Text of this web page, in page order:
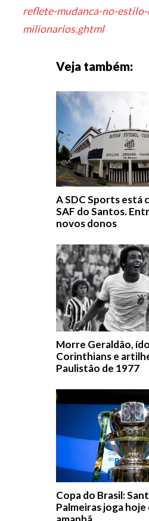
reflete-mudanca-no-
milionarios.ghtml
Veja também:
A SDC Sports está
SAF do Santos.
novos donos
Morre Geraldão,
Corinthians e
Paulistão de 1977
Copa do Brasil:
Palmeiras joga